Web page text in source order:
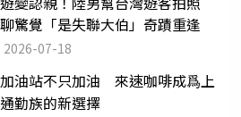
驚覺「是失聯大伯」奇蹟重逢
2026-07-18
油站不只加油 來速咖啡成爲上
勤族的新選擇